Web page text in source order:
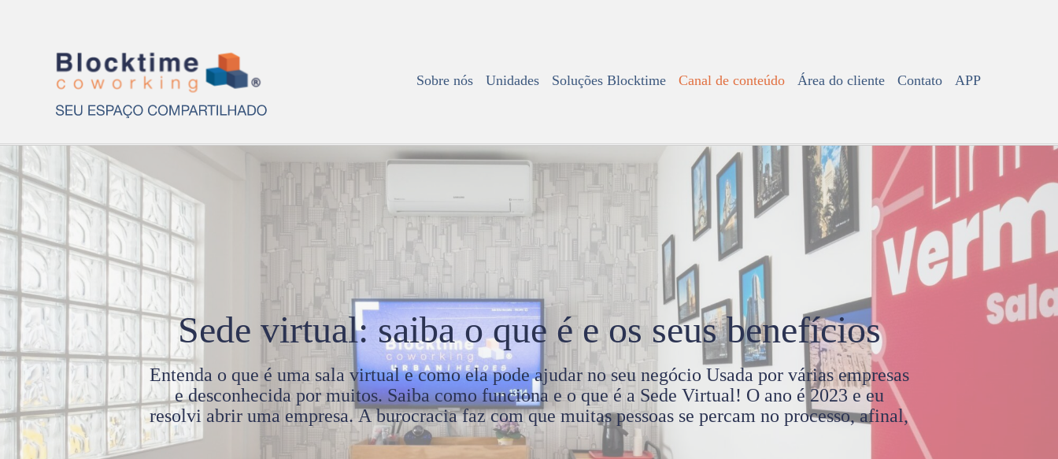
Sobre nós Unidades Soluções Blocktime Canal de conteúdo Área do cliente Contato APP
Sede virtual: saiba o que é e os seus benefícios
Entenda o que é uma sala virtual e como ela pode ajudar no seu negócio Usada por várias empresas
e desconhecida por muitos. Saiba como funciona e o que é a Sede Virtual! O ano é 2023 e eu
resolvi abrir uma empresa. A burocracia faz com que muitas pessoas se percam no processo, afinal,